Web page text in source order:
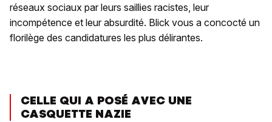
réseaux sociaux par leurs saillies racistes, leur
incompétence et leur absurdité. Blick vous a concocté un
florilège des candidatures les plus délirantes.
CELLE QUI A POSÉ AVEC UNE
CASQUETTE NAZIE